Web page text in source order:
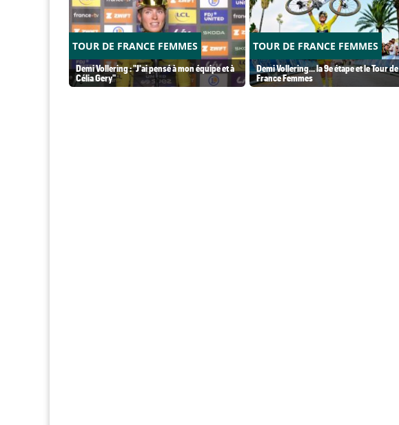
TOUR DE FRANCE FEMMES
Demi Vollering : "J'ai pensé à mon équipe et à
Célia Gery"
TOUR DE FRANCE FEMMES
Demi Vollering... la 9e étape et le Tour de
France Femmes